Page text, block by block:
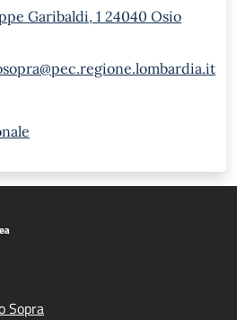
Garibaldi, 1 24040 Osio
Sopra